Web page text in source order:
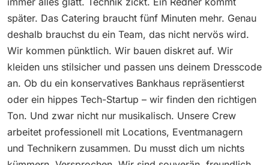
später. Das Catering braucht fünf Minuten mehr. Genau
deshalb brauchst du ein Team, das nicht nervös wird.
Wir kommen pünktlich. Wir bauen diskret auf. Wir
kleiden uns stilsicher und passen uns deinem Dresscode
an. Ob du ein konservatives Bankhaus repräsentierst
oder ein hippes Tech-Startup – wir finden den richtigen
Ton. Und zwar nicht nur musikalisch. Unsere Crew
arbeitet professionell mit Locations, Eventmanagern
und Technikern zusammen. Du musst dich um nichts